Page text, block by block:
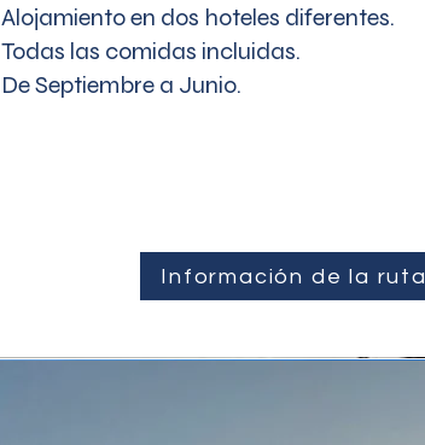
Alojamiento en dos hoteles diferentes.
Todas las comidas incluidas.
De Septiembre a Junio.
Información de la ruta